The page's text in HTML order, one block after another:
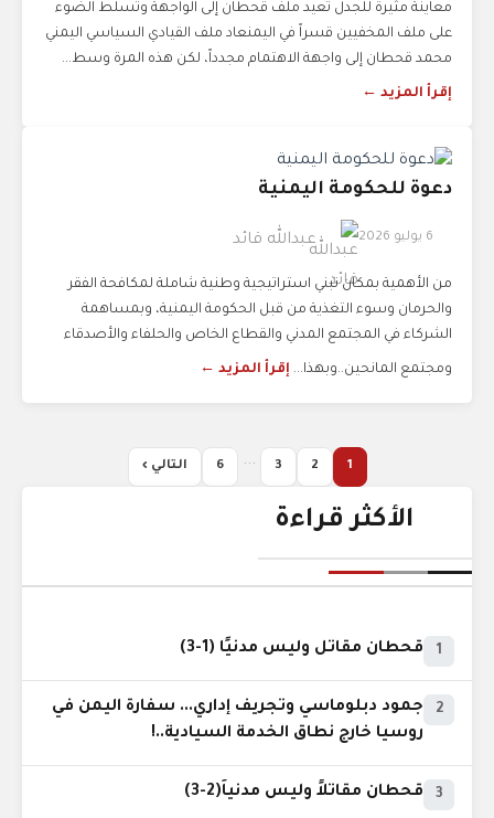
معاينة مثيرة للجدل تعيد ملف قحطان إلى الواجهة وتسلط الضوء
على ملف المخفيين قسراً في اليمنعاد ملف القيادي السياسي اليمني
محمد قحطان إلى واجهة الاهتمام مجدداً، لكن هذه المرة وسط...
إقرأ المزيد ←
دعوة للحكومة اليمنية
6 يوليو 2026 عبدالله قائد
من الأهمية بمكان تبني استراتيجية وطنية شاملة لمكافحة الفقر
والحرمان وسوء التغذية من قبل الحكومة اليمنية، وبمساهمة
الشركاء في المجتمع المدني والقطاع الخاص والحلفاء والأصدقاء
ومجتمع المانحين..وبهذا... إقرأ المزيد ←
1
2
3
...
6 التالي ›
الأكثر قراءة
1 قحطان مقاتل وليس مدنيًا (1-3)
2
جمود دبلوماسي وتجريف إداري... سفارة اليمن في
روسيا خارج نطاق الخدمة السيادية..!
3 قحطان مقاتلاً وليس مدنياً(2-3)